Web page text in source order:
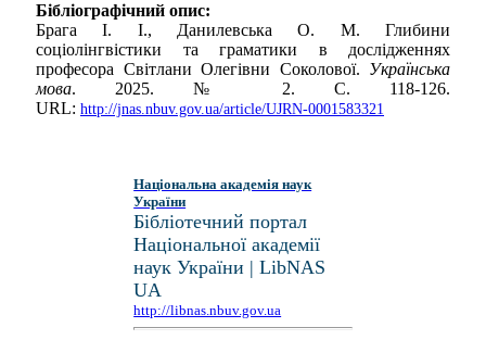
Бібліографічний опис:
Брага І. І., Данилевська О. М. Глибини
соціолінгвістики та граматики в дослідженнях
професора Світлани Олегівни Соколової. Українська
мова. 2025. № 2. С. 118-126.
URL: http://jnas.nbuv.gov.ua/article/UJRN-0001583321
Національна академія наук
України
Бібліотечний портал
Національної академії
наук України | LibNAS
UA
http://libnas.nbuv.gov.ua